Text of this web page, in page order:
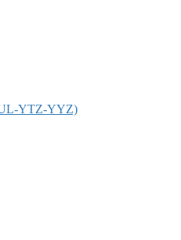
YTZ-YYZ)